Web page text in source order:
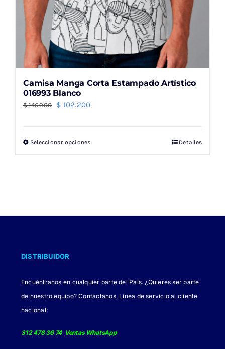
Camisa Manga Corta Estampado Artístico
016993 Blanco
$146.000
El
era:
$ 102.200
es:
Seleccionar opcionesEste
Las
en
la
Detalles
DISTRIBUIDOR
Encuéntranos en cualquier parte del País. ¿Quieres ser parte
de nuestro equipo? Contáctanos, Línea de servicio al cliente
nacional:
312 478 36 74 Ventas WhatsApp